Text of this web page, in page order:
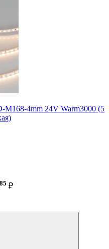
M168-4mm 24V Warm3000 (5
85 ₽